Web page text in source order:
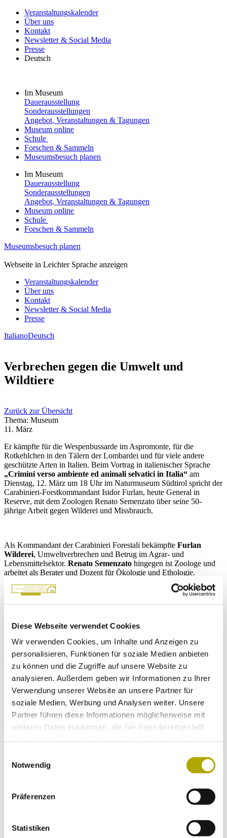
Diese Webseite verwendet Cookies
Wir verwenden Cookies, um Inhalte und Anzeigen zu
personalisieren, Funktionen für soziale Medien anbieten
zu können und die Zugriffe auf unsere Website zu
analysieren. Außerdem geben wir Informationen zu Ihrer
Verwendung unserer Website an unsere Partner für
soziale Medien, Werbung und Analysen weiter. Unsere
Partner führen diese Informationen möglicherweise mit
weiteren Daten zusammen, die Sie ihnen bereitgestellt
Notwendig
Präferenzen
Statistiken
Veranstaltungskalender
Über uns
Kontakt
Newsletter & Social Media
Presse
Deutsch
Im Museum
Dauerausstellung
Sonderausstellungen
Angebot, Veranstaltungen & Tagungen
Museum online
Schule
Forschen & Sammeln
Museumsbesuch planen
Im Museum
Dauerausstellung
Sonderausstellungen
Angebot, Veranstaltungen & Tagungen
Museum online
Schule
Forschen & Sammeln
Museumsbesuch planen
Webseite in Leichter Sprache anzeigen
Veranstaltungskalender
Über uns
Kontakt
Newsletter & Social Media
Presse
ItalianoDeutsch
Verbrechen gegen die Umwelt und
Wildtiere
Zurück zur Übersicht
Thema: Museum
11. März
Er kämpfte für die Wespenbussarde im Aspromonte, für die
Rotkehlchen in den Tälern der Lombardei und für viele andere
geschützte Arten in Italien. Beim Vortrag in italienischer Sprache
„Crimini verso ambiente ed animali selvatici in Italia“ am
Dienstag, 12. März um 18 Uhr im Naturmuseum Südtirol spricht der
Carabinieri-Forstkommandant Isidor Furlan, heute General in
Reserve, mit dem Zoologen Renato Semenzato über seine 50-
jährige Arbeit gegen Wilderei und Missbrauch.
Als Kommandant der Carabinieri Forestali bekämpfte Furlan
Wilderei, Umweltverbrechen und Betrug im Agrar- und
Lebensmittelsektor. Renato Semenzato hingegen ist Zoologe und
arbeitet als Berater und Dozent für Ökologie und Ethologie.
Der Eintritt ist frei. Eine
auf der Webseite des
Jetzt Artikel auf Facebook teilen
Hier finden Sie weitere Artikel, die Ihnen
gefallen könnten.
6. Mai
12. Mai
Homo Sapiens und Neandertaler: Café Philosophique im
Einmal im Monat versenden wir einen Newsletter mit den aktuellen